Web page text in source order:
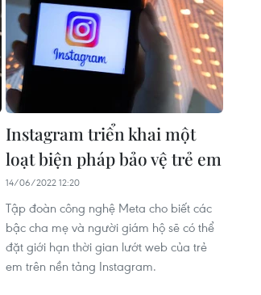
Instagram triển khai một
loạt biện pháp bảo vệ trẻ em
14/06/2022 12:20
Tập đoàn công nghệ Meta cho biết các
bậc cha mẹ và người giám hộ sẽ có thể
đặt giới hạn thời gian lướt web của trẻ
em trên nền tảng Instagram.